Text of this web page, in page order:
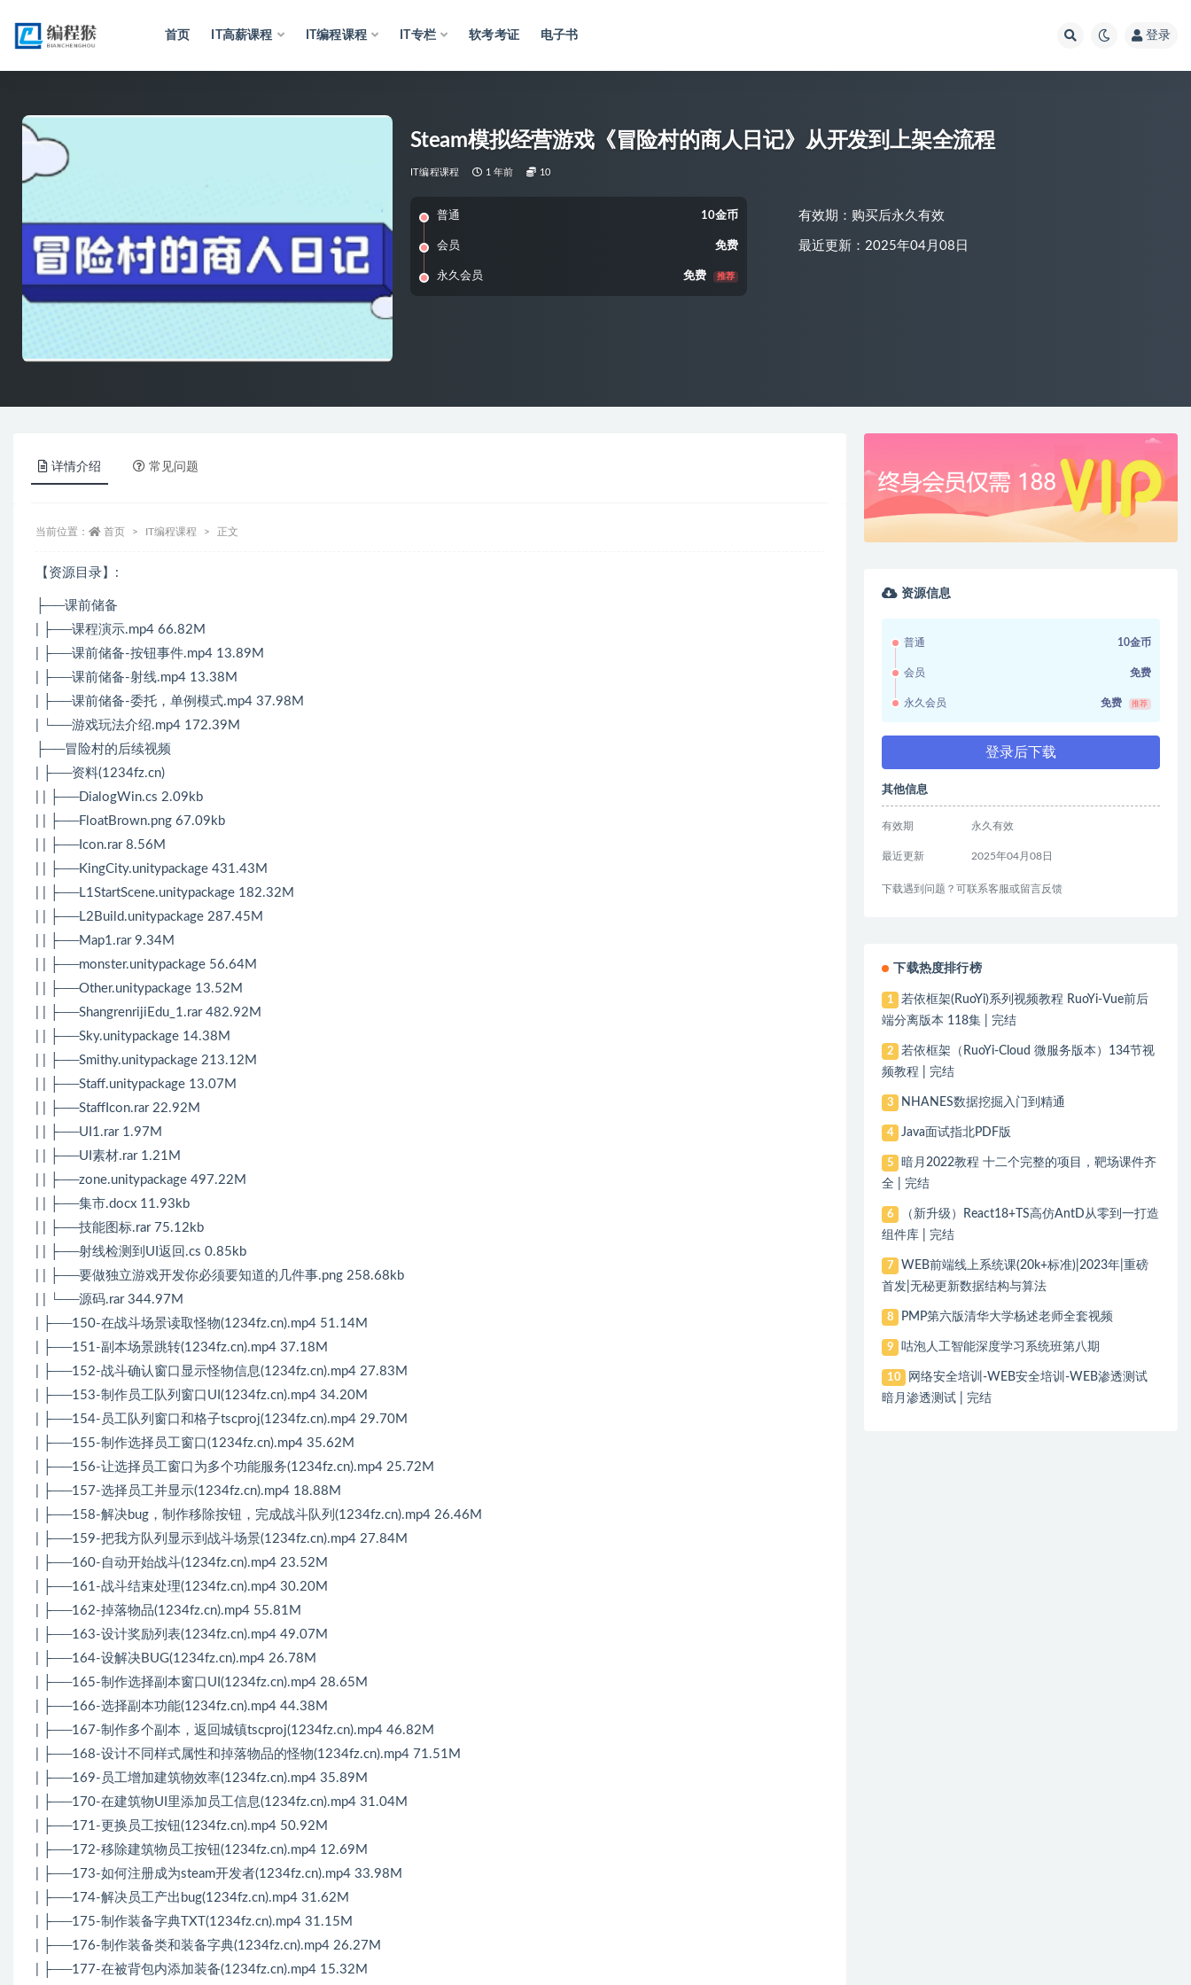
首页 IT高薪课程 IT编程课程 IT专栏 软考考证 电子书 登录
Steam模拟经营游戏《冒险村的商人日记》从开发到上架全流程
IT编程课程 1 年前 10
普通 10金币
会员 免费
永久会员 免费 推荐
有效期：购买后永久有效
最近更新：2025年04月08日
详情介绍 常见问题
当前位置： 首页 IT编程课程 正文
【资源目录】:
├──课前储备
| ├──课程演示.mp4 66.82M
| ├──课前储备-按钮事件.mp4 13.89M
| ├──课前储备-射线.mp4 13.38M
| ├──课前储备-委托，单例模式.mp4 37.98M
| └──游戏玩法介绍.mp4 172.39M
├──冒险村的后续视频
| ├──资料(1234fz.cn)
| | ├──DialogWin.cs 2.09kb
| | ├──FloatBrown.png 67.09kb
| | ├──Icon.rar 8.56M
| | ├──KingCity.unitypackage 431.43M
| | ├──L1StartScene.unitypackage 182.32M
| | ├──L2Build.unitypackage 287.45M
| | ├──Map1.rar 9.34M
| | ├──monster.unitypackage 56.64M
| | ├──Other.unitypackage 13.52M
| | ├──ShangrenrijiEdu_1.rar 482.92M
| | ├──Sky.unitypackage 14.38M
| | ├──Smithy.unitypackage 213.12M
| | ├──Staff.unitypackage 13.07M
| | ├──StaffIcon.rar 22.92M
| | ├──UI1.rar 1.97M
| | ├──UI素材.rar 1.21M
| | ├──zone.unitypackage 497.22M
| | ├──集市.docx 11.93kb
| | ├──技能图标.rar 75.12kb
| | ├──射线检测到UI返回.cs 0.85kb
| | ├──要做独立游戏开发你必须要知道的几件事.png 258.68kb
| | └──源码.rar 344.97M
| ├──150-在战斗场景读取怪物(1234fz.cn).mp4 51.14M
| ├──151-副本场景跳转(1234fz.cn).mp4 37.18M
| ├──152-战斗确认窗口显示怪物信息(1234fz.cn).mp4 27.83M
| ├──153-制作员工队列窗口UI(1234fz.cn).mp4 34.20M
| ├──154-员工队列窗口和格子tscproj(1234fz.cn).mp4 29.70M
| ├──155-制作选择员工窗口(1234fz.cn).mp4 35.62M
| ├──156-让选择员工窗口为多个功能服务(1234fz.cn).mp4 25.72M
| ├──157-选择员工并显示(1234fz.cn).mp4 18.88M
| ├──158-解决bug，制作移除按钮，完成战斗队列(1234fz.cn).mp4 26.46M
| ├──159-把我方队列显示到战斗场景(1234fz.cn).mp4 27.84M
| ├──160-自动开始战斗(1234fz.cn).mp4 23.52M
| ├──161-战斗结束处理(1234fz.cn).mp4 30.20M
| ├──162-掉落物品(1234fz.cn).mp4 55.81M
| ├──163-设计奖励列表(1234fz.cn).mp4 49.07M
| ├──164-设解决BUG(1234fz.cn).mp4 26.78M
| ├──165-制作选择副本窗口UI(1234fz.cn).mp4 28.65M
| ├──166-选择副本功能(1234fz.cn).mp4 44.38M
| ├──167-制作多个副本，返回城镇tscproj(1234fz.cn).mp4 46.82M
| ├──168-设计不同样式属性和掉落物品的怪物(1234fz.cn).mp4 71.51M
| ├──169-员工增加建筑物效率(1234fz.cn).mp4 35.89M
| ├──170-在建筑物UI里添加员工信息(1234fz.cn).mp4 31.04M
| ├──171-更换员工按钮(1234fz.cn).mp4 50.92M
| ├──172-移除建筑物员工按钮(1234fz.cn).mp4 12.69M
| ├──173-如何注册成为steam开发者(1234fz.cn).mp4 33.98M
| ├──174-解决员工产出bug(1234fz.cn).mp4 31.62M
| ├──175-制作装备字典TXT(1234fz.cn).mp4 31.15M
| ├──176-制作装备类和装备字典(1234fz.cn).mp4 26.27M
| ├──177-在被背包内添加装备(1234fz.cn).mp4 15.32M
资源信息
普通 10金币
会员 免费
永久会员 免费 推荐
登录后下载
其他信息
有效期 永久有效
最近更新 2025年04月08日
下载遇到问题？可联系客服或留言反馈
下载热度排行榜
1
若依框架(RuoYi)系列视频教程 RuoYi-Vue前后
端分离版本 118集 | 完结
2
若依框架（RuoYi-Cloud 微服务版本）134节视
频教程 | 完结
3 NHANES数据挖掘入门到精通
4 Java面试指北PDF版
5
暗月2022教程 十二个完整的项目，靶场课件齐
全 | 完结
6
（新升级）React18+TS高仿AntD从零到一打造
组件库 | 完结
7
WEB前端线上系统课(20k+标准)|2023年|重磅
首发|无秘更新数据结构与算法
8 PMP第六版清华大学杨述老师全套视频
9 咕泡人工智能深度学习系统班第八期
10
网络安全培训-WEB安全培训-WEB渗透测试
暗月渗透测试 | 完结